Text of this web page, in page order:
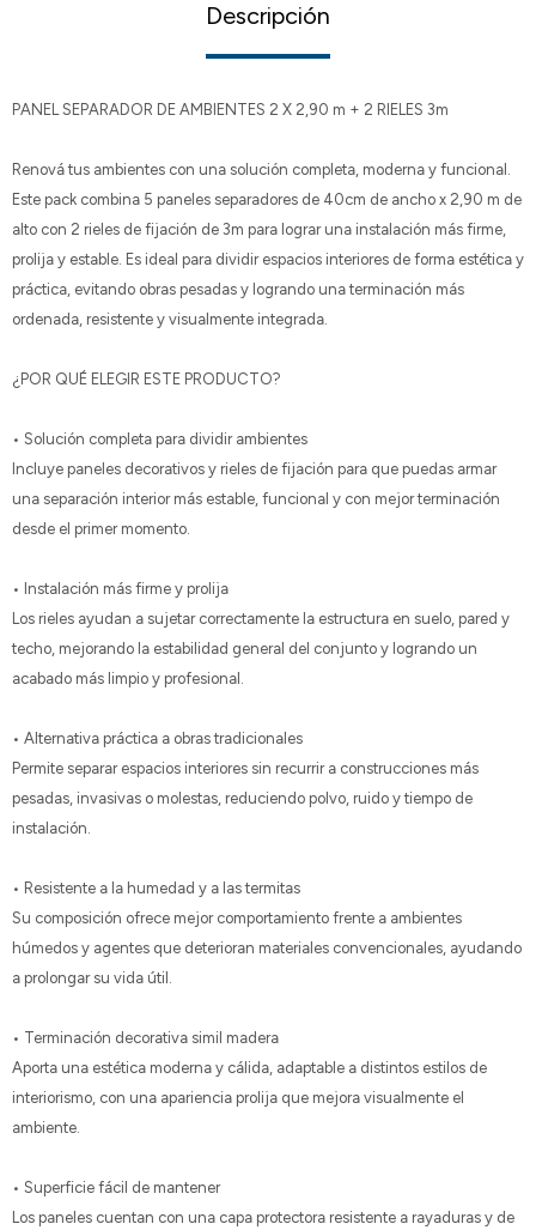
Descripción
PANEL SEPARADOR DE AMBIENTES 2 X 2,90 m + 2 RIELES 3m
Renová tus ambientes con una solución completa, moderna y funcional.
Este pack combina 5 paneles separadores de 40cm de ancho x 2,90 m de
alto con 2 rieles de fijación de 3m para lograr una instalación más firme,
prolija y estable. Es ideal para dividir espacios interiores de forma estética y
práctica, evitando obras pesadas y logrando una terminación más
ordenada, resistente y visualmente integrada.
¿POR QUÉ ELEGIR ESTE PRODUCTO?
• Solución completa para dividir ambientes
Incluye paneles decorativos y rieles de fijación para que puedas armar
una separación interior más estable, funcional y con mejor terminación
desde el primer momento.
• Instalación más firme y prolija
Los rieles ayudan a sujetar correctamente la estructura en suelo, pared y
techo, mejorando la estabilidad general del conjunto y logrando un
acabado más limpio y profesional.
• Alternativa práctica a obras tradicionales
Permite separar espacios interiores sin recurrir a construcciones más
pesadas, invasivas o molestas, reduciendo polvo, ruido y tiempo de
instalación.
• Resistente a la humedad y a las termitas
Su composición ofrece mejor comportamiento frente a ambientes
húmedos y agentes que deterioran materiales convencionales, ayudando
a prolongar su vida útil.
• Terminación decorativa simil madera
Aporta una estética moderna y cálida, adaptable a distintos estilos de
interiorismo, con una apariencia prolija que mejora visualmente el
ambiente.
• Superficie fácil de mantener
Los paneles cuentan con una capa protectora resistente a rayaduras y de